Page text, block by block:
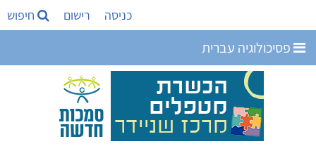
כניסה רישום חיפוש
פסיכולוגיה עברית